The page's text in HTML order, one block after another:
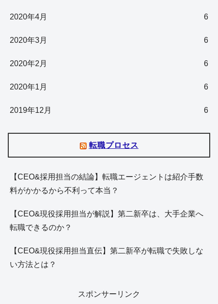
2020年4月 6
2020年3月 6
2020年2月 6
2020年1月 6
2019年12月 6
転職プロセス
【CEO&採用担当の結論】転職エージェントは紹介手数
料がかかるから不利って本当？
【CEO&現役採用担当が解説】第二新卒は、大手企業へ
転職できるのか？
【CEO&現役採用担当直伝】第二新卒が転職で失敗しな
い方法とは？
スポンサーリンク